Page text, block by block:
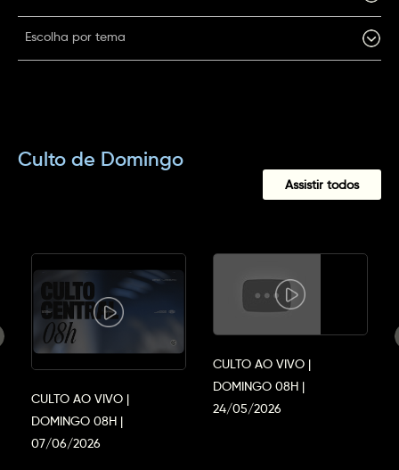
Escolha por tema
Culto de Domingo
Assistir todos
CULTO AO VIVO |
DOMINGO 08H |
07/06/2026
CULTO AO VIVO |
DOMINGO 08H |
24/05/2026